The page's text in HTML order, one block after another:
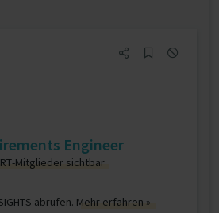
Engineer
Mitglieder sichtbar
abrufen. Mehr erfahren »